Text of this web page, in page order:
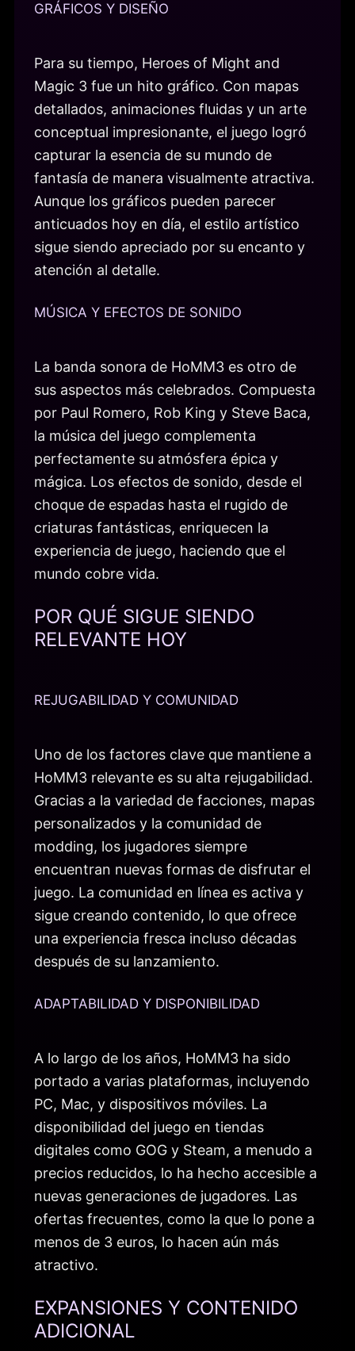
GRÁFICOS Y DISEÑO
Para su tiempo, Heroes of Might and
Magic 3 fue un hito gráfico. Con mapas
detallados, animaciones fluidas y un arte
conceptual impresionante, el juego logró
capturar la esencia de su mundo de
fantasía de manera visualmente atractiva.
Aunque los gráficos pueden parecer
anticuados hoy en día, el estilo artístico
sigue siendo apreciado por su encanto y
atención al detalle.
MÚSICA Y EFECTOS DE SONIDO
La banda sonora de HoMM3 es otro de
sus aspectos más celebrados. Compuesta
por Paul Romero, Rob King y Steve Baca,
la música del juego complementa
perfectamente su atmósfera épica y
mágica. Los efectos de sonido, desde el
choque de espadas hasta el rugido de
criaturas fantásticas, enriquecen la
experiencia de juego, haciendo que el
mundo cobre vida.
POR QUÉ SIGUE SIENDO
RELEVANTE HOY
REJUGABILIDAD Y COMUNIDAD
Uno de los factores clave que mantiene a
HoMM3 relevante es su alta rejugabilidad.
Gracias a la variedad de facciones, mapas
personalizados y la comunidad de
modding, los jugadores siempre
encuentran nuevas formas de disfrutar el
juego. La comunidad en línea es activa y
sigue creando contenido, lo que ofrece
una experiencia fresca incluso décadas
después de su lanzamiento.
ADAPTABILIDAD Y DISPONIBILIDAD
A lo largo de los años, HoMM3 ha sido
portado a varias plataformas, incluyendo
PC, Mac, y dispositivos móviles. La
disponibilidad del juego en tiendas
digitales como GOG y Steam, a menudo a
precios reducidos, lo ha hecho accesible a
nuevas generaciones de jugadores. Las
ofertas frecuentes, como la que lo pone a
menos de 3 euros, lo hacen aún más
atractivo.
EXPANSIONES Y CONTENIDO
ADICIONAL